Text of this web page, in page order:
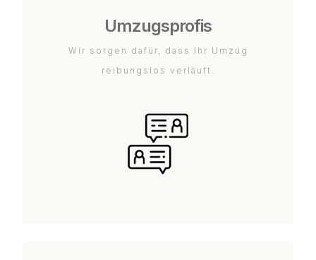
Umzugsprofis
Wir sorgen dafür, dass Ihr Umzug
reibungslos verläuft.